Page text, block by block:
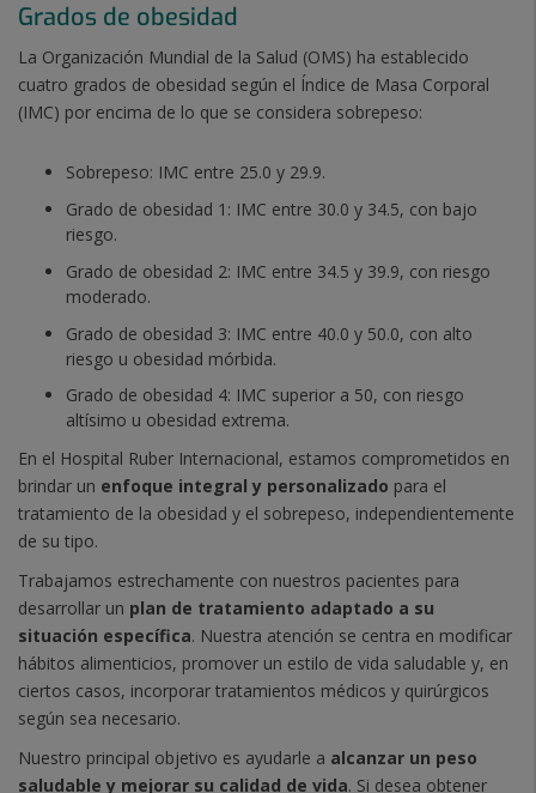
Grados de obesidad
La Organización Mundial de la Salud (OMS) ha establecido
cuatro grados de obesidad según el Índice de Masa Corporal
(IMC) por encima de lo que se considera sobrepeso:
Sobrepeso: IMC entre 25.0 y 29.9.
Grado de obesidad 1: IMC entre 30.0 y 34.5, con bajo
riesgo.
Grado de obesidad 2: IMC entre 34.5 y 39.9, con riesgo
moderado.
Grado de obesidad 3: IMC entre 40.0 y 50.0, con alto
riesgo u obesidad mórbida.
Grado de obesidad 4: IMC superior a 50, con riesgo
altísimo u obesidad extrema.
En el Hospital Ruber Internacional, estamos comprometidos en
brindar un enfoque integral y personalizado para el
tratamiento de la obesidad y el sobrepeso, independientemente
de su tipo.
Trabajamos estrechamente con nuestros pacientes para
desarrollar un plan de tratamiento adaptado a su
situación específica. Nuestra atención se centra en modificar
hábitos alimenticios, promover un estilo de vida saludable y, en
ciertos casos, incorporar tratamientos médicos y quirúrgicos
según sea necesario.
Nuestro principal objetivo es ayudarle a alcanzar un peso
saludable y mejorar su calidad de vida. Si desea obtener